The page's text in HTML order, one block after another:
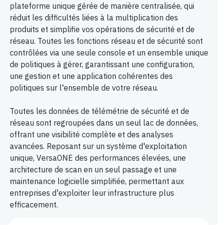
plateforme unique gérée de manière centralisée, qui
réduit les difficultés liées à la multiplication des
produits et simplifie vos opérations de sécurité et de
réseau. Toutes les fonctions réseau et de sécurité sont
contrôlées via une seule console et un ensemble unique
de politiques à gérer, garantissant une configuration,
une gestion et une application cohérentes des
politiques sur l'ensemble de votre réseau.
Toutes les données de télémétrie de sécurité et de
réseau sont regroupées dans un seul lac de données,
offrant une visibilité complète et des analyses
avancées. Reposant sur un système d'exploitation
unique, VersaONE des performances élevées, une
architecture de scan en un seul passage et une
maintenance logicielle simplifiée, permettant aux
entreprises d'exploiter leur infrastructure plus
efficacement.